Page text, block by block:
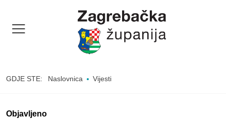
GDJE STE: Naslovnica Vijesti
Objavljeno